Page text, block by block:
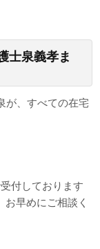
士泉義孝ま
が、すべての在宅
付しております
早めにご相談く